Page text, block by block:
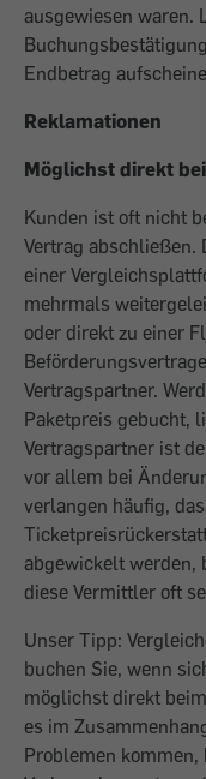
ausgewiesen waren.
Endbetrag
Reklamationen
Möglichst direkt
Kunden ist oft nicht
Vertrag abschließen.
einer
mehrmals
oder direkt zu einer
Vertragspartner.
Paketpreis gebucht,
Vertragspartner ist
vor allem bei
verlangen häufig,
abgewickelt werden,
diese Vermittler oft
Unser Tipp:
buchen Sie, wenn
möglichst direkt
es im
Problemen